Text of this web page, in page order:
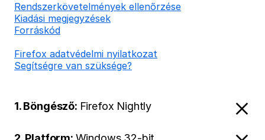
Rendszerkövetelmények ellenőrzése
Kiadási megjegyzések
Forráskód
Firefox adatvédelmi nyilatkozat
Segítségre van szüksége?
1. Böngésző: Firefox Nightly